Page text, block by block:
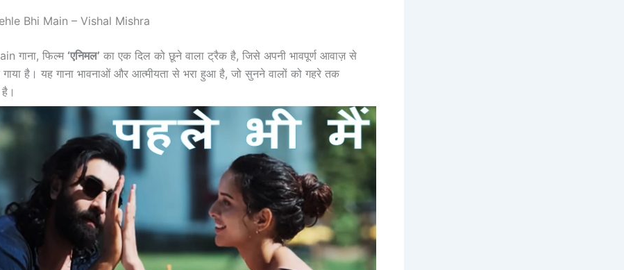
Bhi Main – Vishal Mishra
गाना, फिल्म ‘एनिमल’ का एक दिल को छूने वाला ट्रैक है, जिसे अपनी भावपूर्ण आवाज़ से
है। यह गाना भावनाओं और आत्मीयता से भरा हुआ है, जो सुनने वालों को गहरे तक